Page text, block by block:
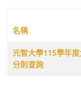
文章列表
名稱
元智大學115學年
分則查詢